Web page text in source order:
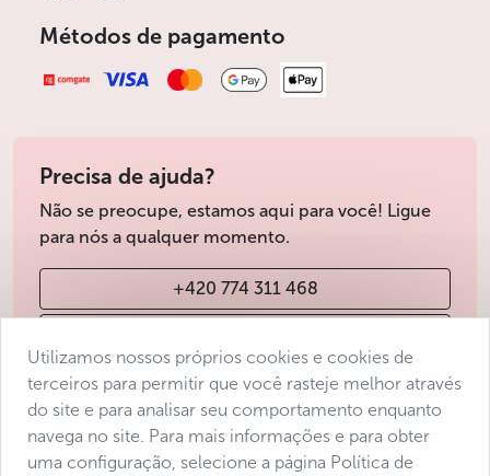
Métodos de pagamento
Precisa de ajuda?
Não se preocupe, estamos aqui para você! Ligue
para nós a qualquer momento.
+420 774 311 468
Condições de venda
Protecção de dados
Utilizamos nossos próprios cookies e cookies de
terceiros para permitir que você rasteje melhor através
do site e para analisar seu comportamento enquanto
navega no site. Para mais informações e para obter
uma configuração, selecione a página Política de